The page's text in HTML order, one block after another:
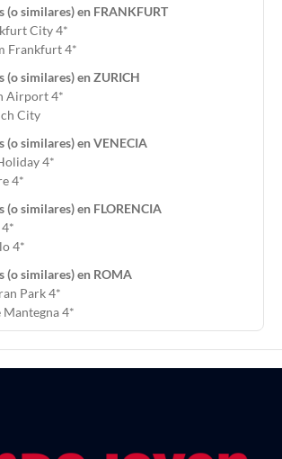
(o similares) en FRANKFURT
City 4*
Frankfurt 4*
(o similares) en ZURICH
Airport 4*
City
(o similares) en VENECIA
4*
4*
(o similares) en FLORENCIA
4*
(o similares) en ROMA
Park 4*
4*